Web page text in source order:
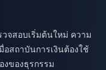
จสอบเริ่มต้นใหม่ ความ
อสถาบันการเงินต้องใช้
งของธุรกรรม